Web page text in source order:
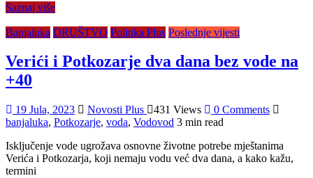
Saznaj više
Banjaluka DRUŠTVO Politika Plus Poslednje vijesti
Verići i Potkozarje dva dana bez vode na
+40
19 Jula, 2023 Novosti Plus 431 Views
0 Comments
banjaluka, Potkozarje, voda, Vodovod 3 min read
Isključenje vode ugrožava osnovne životne potrebe mještanima
Verića i Potkozarja, koji nemaju vodu već dva dana, a kako kažu,
termini